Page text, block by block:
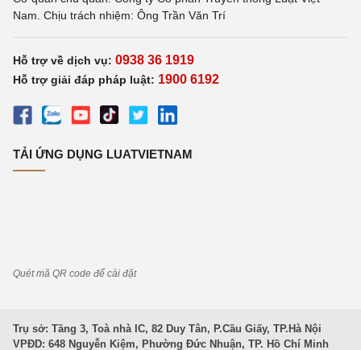
Nam. Chịu trách nhiệm: Ông Trần Văn Trí
Hỗ trợ về dịch vụ: 0938 36 1919
Hỗ trợ giải đáp pháp luật: 1900 6192
TẢI ỨNG DỤNG LUATVIETNAM
Quét mã QR code để cài đặt
Trụ sở: Tầng 3, Toà nhà IC, 82 Duy Tân, P.Cầu Giấy, TP.Hà Nội
VPĐD: 648 Nguyễn Kiệm, Phường Đức Nhuận, TP. Hồ Chí Minh